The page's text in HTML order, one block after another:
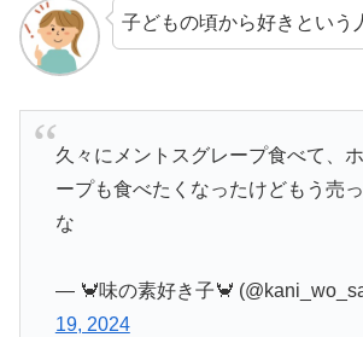
子どもの頃から好きという
久々にメントスグレープ食べて、
ープも食べたくなったけどもう売
な
— 🦀味の素好き子🦀
19, 2024